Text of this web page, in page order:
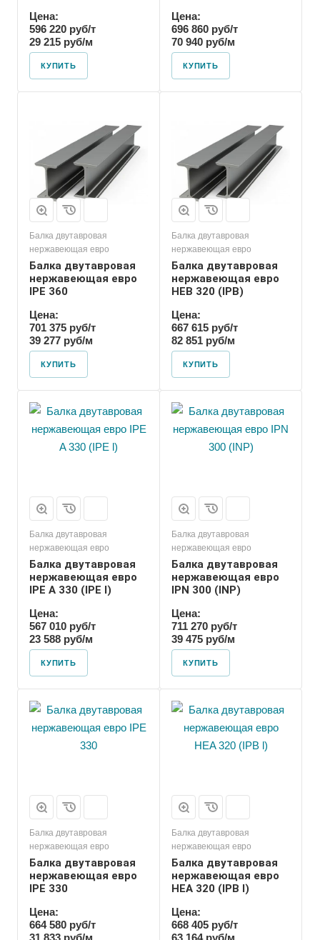
Цена:
596 220 руб/т
29 215 руб/м
КУПИТЬ
Цена:
696 860 руб/т
70 940 руб/м
КУПИТЬ
Балка двутавровая
нержавеющая евро
Балка двутавровая
нержавеющая евро
IPE 360
Цена:
701 375 руб/т
39 277 руб/м
КУПИТЬ
Балка двутавровая
нержавеющая евро
Балка двутавровая
нержавеющая евро
HEB 320 (IPB)
Цена:
667 615 руб/т
82 851 руб/м
КУПИТЬ
Балка двутавровая
нержавеющая евро
Балка двутавровая
нержавеющая евро
IPE A 330 (IPE l)
Цена:
567 010 руб/т
23 588 руб/м
КУПИТЬ
Балка двутавровая
нержавеющая евро
Балка двутавровая
нержавеющая евро
IPN 300 (INP)
Цена:
711 270 руб/т
39 475 руб/м
КУПИТЬ
Балка двутавровая
нержавеющая евро
Балка двутавровая
нержавеющая евро
IPE 330
Цена:
664 580 руб/т
31 833 руб/м
Балка двутавровая
нержавеющая евро
Балка двутавровая
нержавеющая евро
HEA 320 (IPB l)
Цена:
668 405 руб/т
63 164 руб/м